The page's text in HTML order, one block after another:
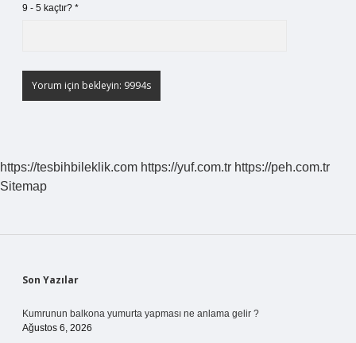
9 - 5 kaçtır? *
https://tesbihbileklik.com https://yuf.com.tr https://peh.com.tr
Sitemap
Sidebar
Son Yazılar
Kumrunun balkona yumurta yapması ne anlama gelir ?
Ağustos 6, 2026